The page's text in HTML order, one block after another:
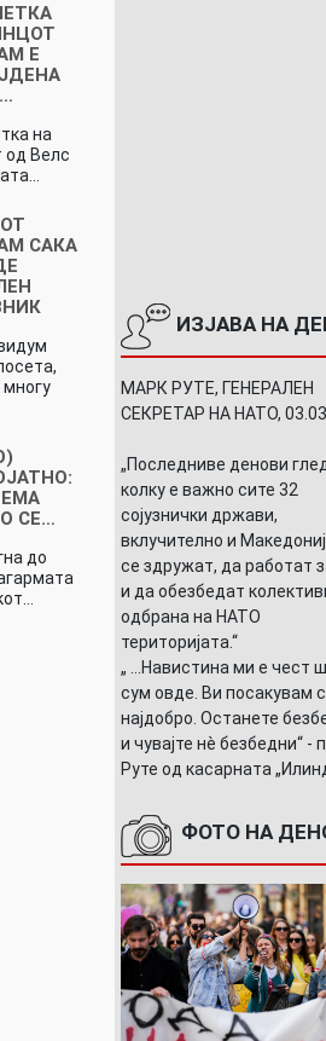
Е
на
од Велс
САКА
СЕ…
до
ИЗЈАВА НА
МАРК РУТЕ, ГЕНЕРАЛЕН
СЕКРЕТАР НА НАТО,
„Последниве денови
колку е важно сите 32
сојузнички држави,
вклучително и
се здружат, да работат
и да обезбедат
одбрана на НАТО
територијата.“
„ ...Навистина ми е чест
сум овде. Ви посакувам
најдобро. Останете
и чувајте нè безбедни“ -
Руте од касарната
ФОТО НА